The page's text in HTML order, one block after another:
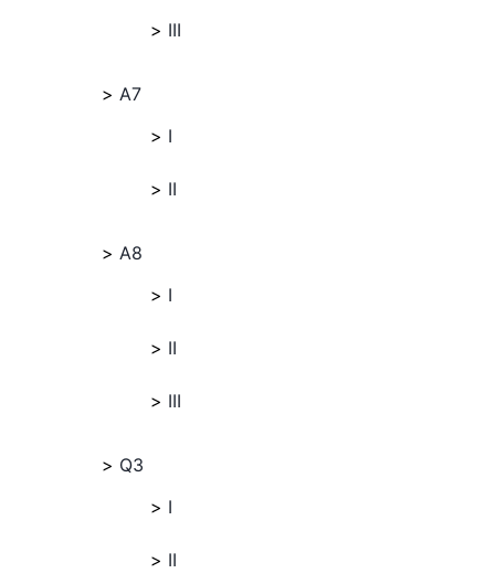
III
A7
I
II
A8
I
II
III
Q3
I
II